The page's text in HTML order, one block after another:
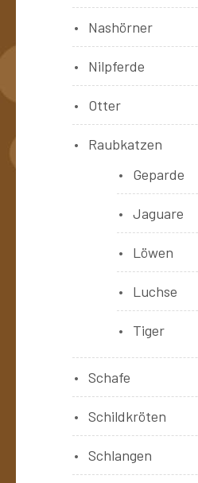
Nashörner
Nilpferde
Otter
Raubkatzen
Geparde
Jaguare
Löwen
Luchse
Tiger
Schafe
Schildkröten
Schlangen